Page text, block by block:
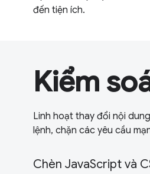
đến tiện ích.
Kiểm
Linh hoạt thay đổi nội
lệnh, chặn các yêu cầu
Chèn JavaScript và